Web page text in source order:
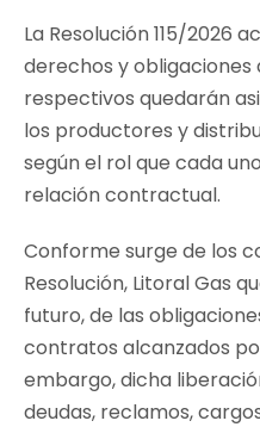
La Resolución 115/2026
derechos y
respectivos quedarán
los productores y
según el rol que cada
relación contractual.
Conforme surge de los
Resolución, Litoral Gas
futuro, de las
contratos alcanzados
embargo, dicha
deudas, reclamos,